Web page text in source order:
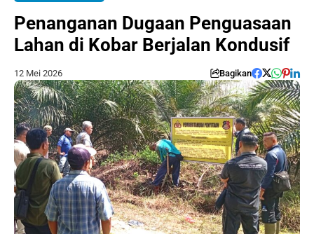
Penanganan Dugaan Penguasaan
Lahan di Kobar Berjalan Kondusif
12 Mei 2026 Bagikan